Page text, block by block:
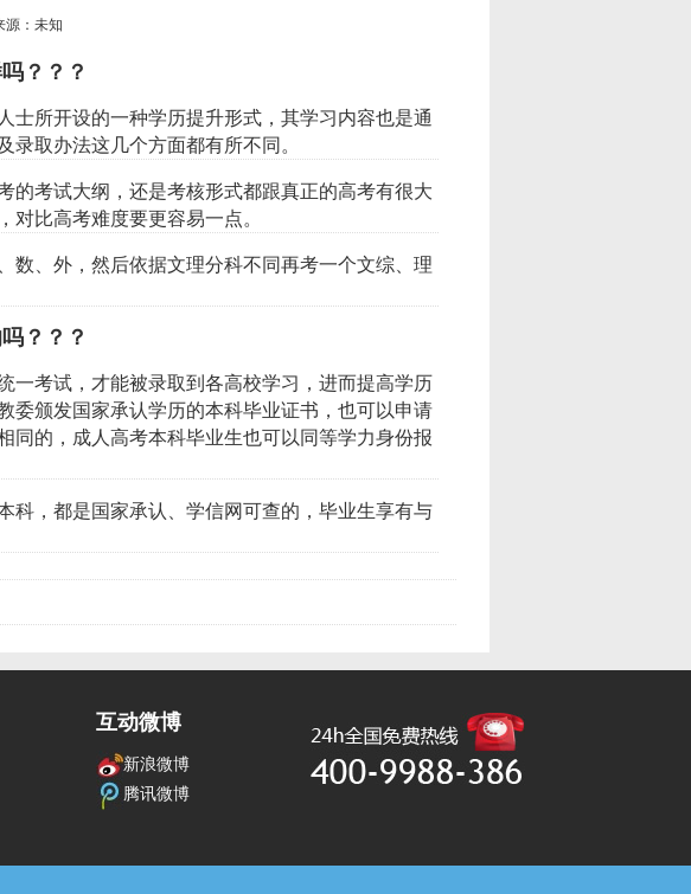
源：未知
？？？
士所开设的一种学历提升形式，其学习内容也是通
取办法这几个方面都有所不同。
的考试大纲，还是考核形式都跟真正的高考有很大
比高考难度要更容易一点。
数、外，然后依据文理分科不同再考一个文综、理
？？？
一考试，才能被录取到各高校学习，进而提高学历
委颁发国家承认学历的本科毕业证书，也可以申请
同的，成人高考本科毕业生也可以同等学力身份报
科，都是国家承认、学信网可查的，毕业生享有与
互动微博
新浪微博
腾讯微博